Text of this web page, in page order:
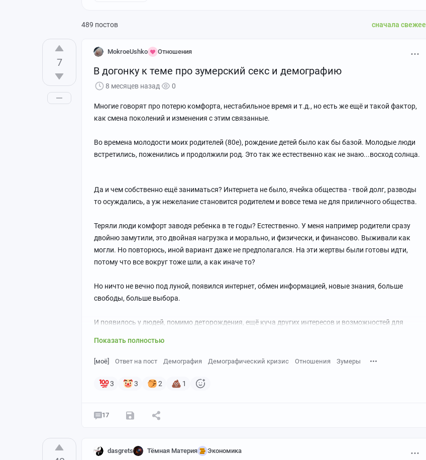
489 постов сначала свежее
7
MokroeUshko Отношения
В догонку к теме про зумерский секс и демографию
8 месяцев назад 0
Многие говорят про потерю комфорта, нестабильное время и т.д., но есть же ещё и такой фактор,
как смена поколений и изменения с этим связанные.
Во времена молодости моих родителей (80е), рождение детей было как бы базой. Молодые люди
встретились, поженились и продолжили род. Это так же естественно как не знаю...восход солнца.
Да и чем собственно ещё заниматься? Интернета не было, ячейка общества - твой долг, разводы
то осуждались, а уж нежелание становится родителем и вовсе тема не для приличного общества.
Теряли люди комфорт заводя ребенка в те годы? Естественно. У меня например родители сразу
двойню замутили, это двойная нагрузка и морально, и физически, и финансово. Выживали как
могли. Но повторюсь, иной вариант даже не предполагался. На эти жертвы были готовы идти,
потому что все вокруг тоже шли, а как иначе то?
Но ничто не вечно под луной, появился интернет, обмен информацией, новые знания, больше
свободы, больше выбора.
И появилось у людей, помимо деторождения, ещё куча других интересов и возможностей для
Женщины стали менее зависимы от мужчин, мужчины стали всё чаще отходить от навязанной
мире, а одиночки все чаще находят поддержку в обществе. К слову в 1990м году количество
Если раньше люди могли выбрать одну работу на всю жизнь, то сейчас очень многие "ищут себя",
Показать полностью
[моё] Ответ на пост Демография Демографический кризис Отношения Зумеры
3 3 2 1
17
dasgrets Тёмная Материя Экономика